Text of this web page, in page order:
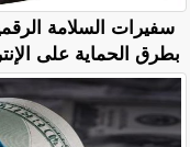
سفيرات السلامة
بطرق الحماية على